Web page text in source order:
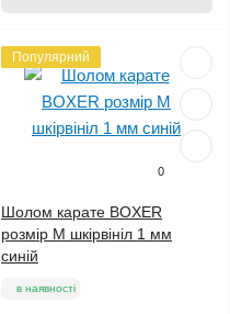
Популярний
0
Шолом карате BOXER
розмір M шкірвініл 1 мм
синій
в наявності